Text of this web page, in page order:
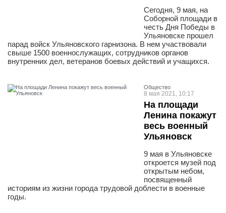
Сегодня, 9 мая, на
Соборной площади в
честь Дня Победы в
Ульяновске прошел
парад войск Ульяновского гарнизона. В нем участвовали
свыше 1500 военнослужащих, сотрудников органов
внутренних дел, ветеранов боевых действий и учащихся.
Общество
8 мая 2021, 10:17
На площади
Ленина покажут
весь военный
Ульяновск
9 мая в Ульяновске
откроется музей под
открытым небом,
посвященный
историям из жизни города трудовой доблести в военные
годы.